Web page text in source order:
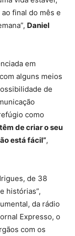
final do mês e
Daniel
em
alguns meios
de
como
de criar o seu
está fácil”,
de 38
histórias”,
da rádio
Expresso, o
com os